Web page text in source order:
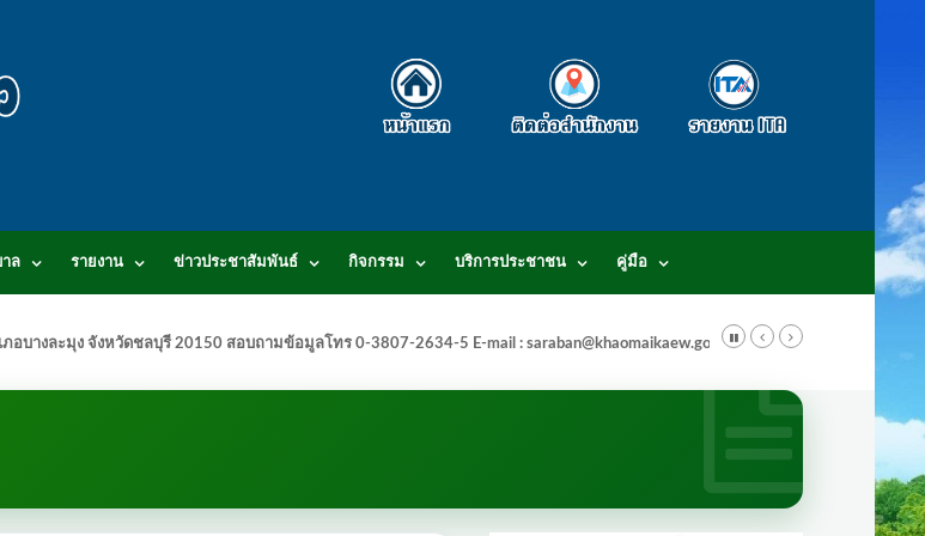
าล รายงาน ข่าวประชาสัมพันธ์ กิจกรรม บริการประชาชน คู่มือ
อบางละมุง จังหวัดชลบุรี 20150 สอบถามข้อมูลโทร 0-3807-2634-5 E-mail : saraban@khaomaikaew.go.th